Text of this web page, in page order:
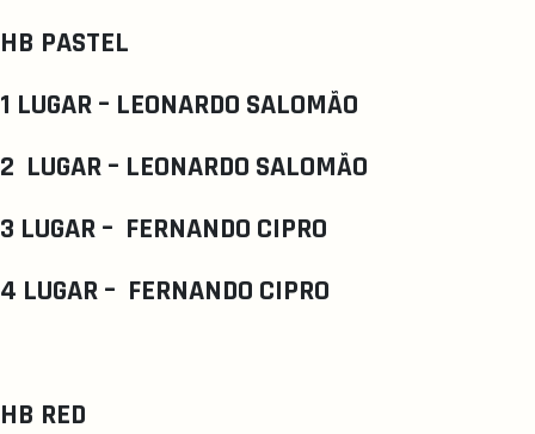
HB PASTEL
1 LUGAR – LEONARDO SALOMÃO
2 LUGAR – LEONARDO SALOMÃO
3 LUGAR – FERNANDO CIPRO
4 LUGAR – FERNANDO CIPRO
HB RED